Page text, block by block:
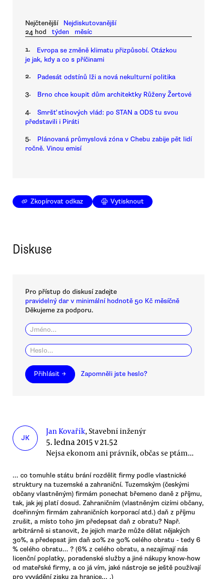
Nejčtenější
Nejdiskutovanější
24 hod
týden měsíc
1.
Evropa se změně klimatu přizpůsobí. Otázkou
je jak, kdy a co s příčinami
2. Padesát odstínů lži a nová nekulturní politika
3. Brno chce koupit dům architektky Růženy Žertové
4.
Smršť stínových vlád: po STAN a ODS tu svou
představili i Piráti
5.
Plánovaná průmyslová zóna v Chebu zabije pět lidí
ročně. Vinou emisí
Zkopírovat odkaz Vytisknout
Diskuse
Pro přístup do diskusí zadejte
pravidelný dar v minimální hodnotě 50 Kč měsíčně
Děkujeme za podporu.
Přihlásit → Zapomněli jste heslo?
JK
Jan Kovařík, Stavební inženýr
5. ledna 2015 v 21.52
Nejsa ekonom ani právník, občas se ptám...
... co tomuhle státu brání rozdělit firmy podle vlastnické
struktury na tuzemské a zahraniční. Tuzemským (českými
občany vlastněným) firmám ponechat břemeno daně z příjmu,
tak, jak jej platí dosud. Zahraničním (vlastněným cizími občany,
dceřinným firmám zahraničních korporací atd.) daň z příjmu
zrušit, a místo toho jim předepsat daň z obratu? Např.
arbitrárně si stanovit, že jejich marže může dělat nějakých
30%, a předepsat jim daň 20% ze 30% celého obratu - tedy 6
% celého obratu... ? (6% z celého obratu, a nezajímají nás
licenční poplatky, poradenské služby a jiné nákupy know-how
od mateřské firmy, a co já vím, jaké nástroje se ještě používají
pro vyvádění zisku za hranice... .)